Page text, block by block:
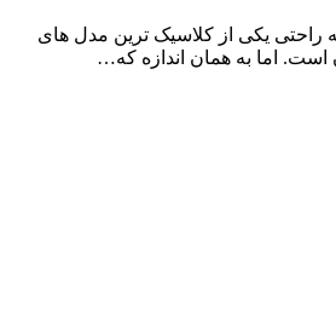
راحتی یکی از کلاسیک ترین مدل های
است. اما به همان اندازه که…